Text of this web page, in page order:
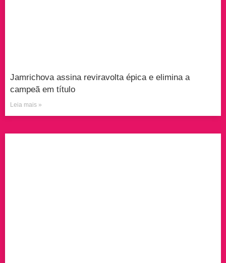
Jamrichova assina reviravolta épica e elimina a
campeã em título
Leia mais »